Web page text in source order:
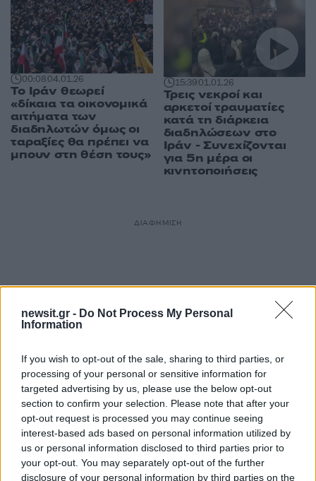
newsit.gr - Do Not Process My Personal
Information
If you wish to opt-out of the sale, sharing to third parties, or
processing of your personal or sensitive information for
targeted advertising by us, please use the below opt-out
section to confirm your selection. Please note that after your
opt-out request is processed you may continue seeing
interest-based ads based on personal information utilized by
us or personal information disclosed to third parties prior to
your opt-out. You may separately opt-out of the further
disclosure of your personal information by third parties on the
00:0804.01.26
Το Ιράν θεωρεί
«δίκαια τα οικονομικά
αιτήματα των
διαδηλωτών όμως οι
ταραξίες θα πρέπει να
μπουν στη θέση τους»
15:3901.01.26
Τρεις νεκροί και
αρκετοί τραυματίες
κατά τη διάρκεια
διαδηλώσεων στο
Ιράν - Συνεχίζονται
για 5η μέρα οι
κινητοποιήσεις
ΔΙΑΦΗΜΙΣΗ